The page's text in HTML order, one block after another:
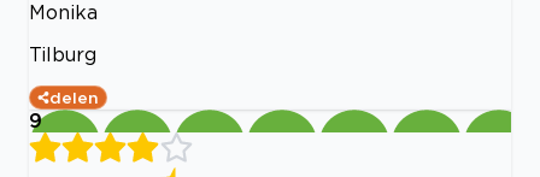
Monika
Tilburg
delen
9